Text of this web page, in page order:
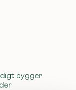
bygger